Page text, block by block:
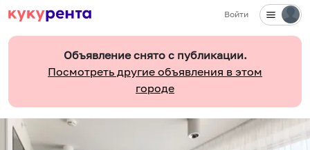
Войти
Объявление снято с публикации.
Посмотреть другие объявления в этом
городе